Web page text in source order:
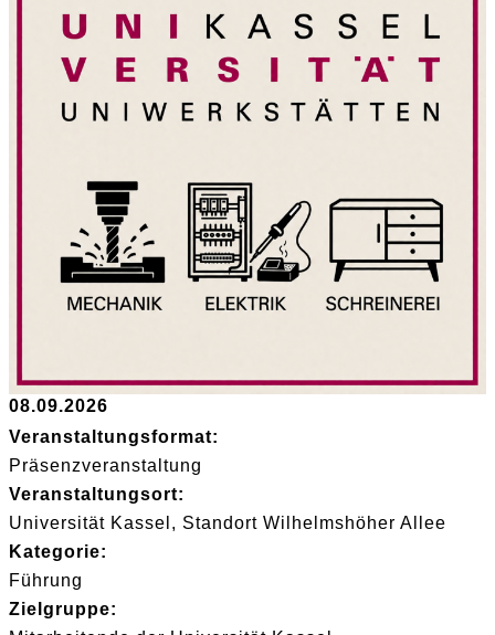
08.09.2026
Veranstaltungsformat:
Präsenzveranstaltung
Veranstaltungsort:
Universität Kassel, Standort Wilhelmshöher Allee
Kategorie:
Führung
Zielgruppe: